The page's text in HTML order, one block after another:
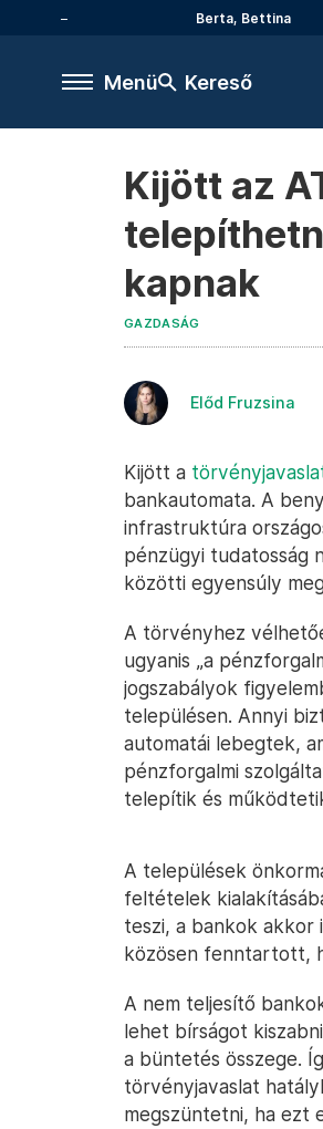
Berta, Bettina
Menü Kereső
Kijött az
kapnak
GAZDASÁG
Előd Fruzsina
Kijött a
bankautomata. A
infrastruktúra
pénzügyi tudatosság
közötti egyensúly
A törvényhez
ugyanis „a
jogszabályok
településen. Annyi
automatái lebegtek,
pénzforgalmi
telepítik és
A települések
feltételek
teszi, a bankok akkor
közösen fenntartott,
A nem teljesítő
lehet bírságot
a büntetés összege.
törvényjavaslat
megszüntetni, ha ezt